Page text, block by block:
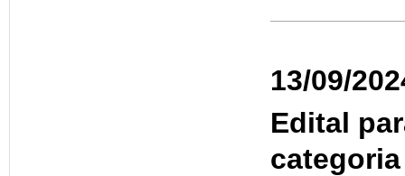
13/09/
Edital